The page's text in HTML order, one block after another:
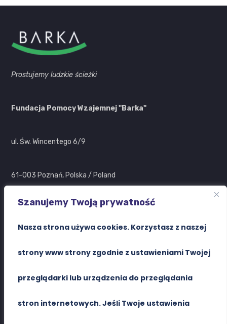
Szanujemy Twoją prywatność
Nasza strona używa cookies. Korzystasz z naszej
strony www strony zgodnie z ustawieniami Twojej
przeglądarki lub urządzenia do przeglądania
stron internetowych. Jeśli Twoje ustawienia
Prostujemy ludzkie ścieżki
Fundacja Pomocy Wzajemnej "Barka"
ul. Św. Wincentego 6/9
61-003 Poznań, Polska / Poland
for: